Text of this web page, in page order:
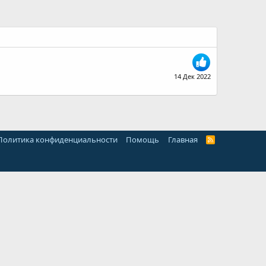
14 Дек 2022
конфиденциальности Помощь Главная
R